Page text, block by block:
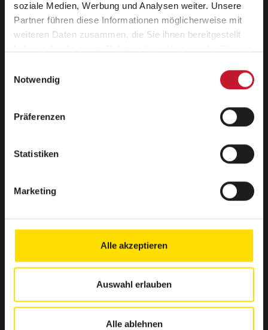
soziale Medien, Werbung und Analysen weiter. Unsere
Partner führen diese Informationen möglicherweise mit
weiteren Daten zusammen, die Sie ihnen bereitgestellt
Notwendig
Präferenzen
Statistiken
Marketing
Alle akzeptieren
Auswahl erlauben
Alle ablehnen
Zentrale
Hermann-Neuberger-Straße 3
66123 Saarbrücken
Qualität und Anerkennung
Kündigung
Kontakt